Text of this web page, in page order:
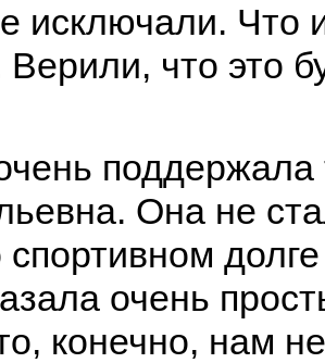
исключали. Что
что это
поддержала
Она не
спортивном
очень
конечно, нам